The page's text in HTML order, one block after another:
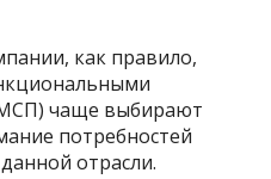
как правило,
чаще выбирают
потребностей
отрасли.